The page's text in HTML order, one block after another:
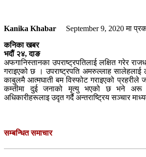
Kanika Khabar September 9, 2020मा
कनिका खबर
भदौं २४, दाङ
अफगानिस्तानका उपराष्ट्रपतिलाई लक्षित गरेर
गराइएको छ । उपराष्ट्रपति अमरुल्लाह सालेहलाई
काबुलमै आत्मघाती बम विस्फोट गराइएको प्रहरीले
कम्तीमा दुई जनाको मृत्यु भएको छ भने अरू
अधिकारीहरूलाइ उदृत गर्दै अन्तराष्ट्रिय सञ्चार
सम्बन्धित समाचार